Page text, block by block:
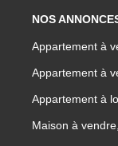
NOS
Appartement à
Appartement à
Appartement à
Maison à